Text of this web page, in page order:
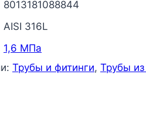
8013181088844
AISI 316L
1,6 МПа
Трубы и фитинги, Трубы